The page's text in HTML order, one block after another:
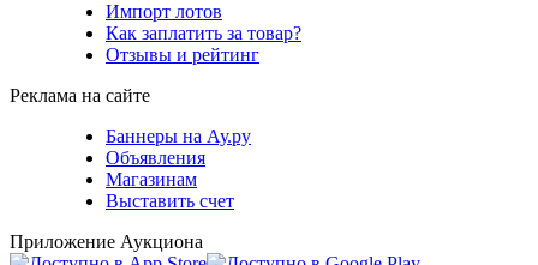
Импорт лотов
Как заплатить за товар?
Отзывы и рейтинг
Реклама на сайте
Баннеры на Ау.ру
Объявления
Магазинам
Выставить счет
Приложение Аукциона